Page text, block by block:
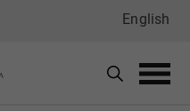
English